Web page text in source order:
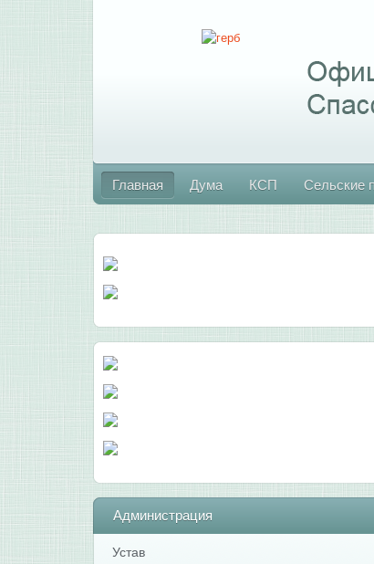
Главная Дума КСП Сельские
Администрация
Устав